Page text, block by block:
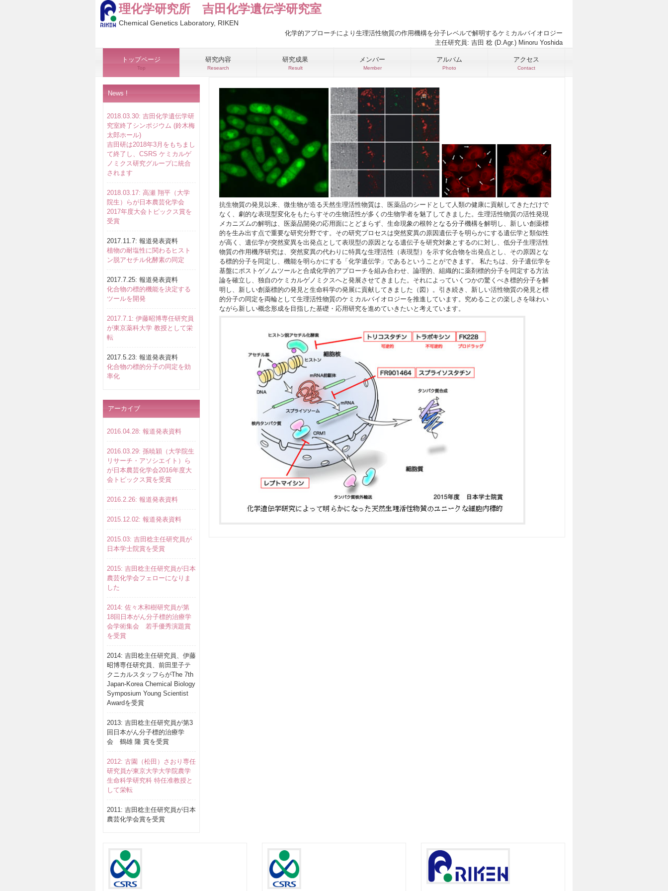
理化学研究所 吉田化学遺伝学研究室
Chemical Genetics Laboratory, RIKEN
化学的アプローチにより生理活性物質の作用機構を分子レベルで解明するケミカルバイオロジー
主任研究員: 吉田 稔 (D.Agr.) Minoru Yoshida
トップページ
Top
研究内容
Research
研究成果
Result
メンバー
Member
アルバム
Photo
アクセス
Contact
抗生物質の発見以来、微生物が造る天然生理活性物質は、医薬品のシードとして人類の健康に貢献してきただけで
なく、劇的な表現型変化をもたらすその生物活性が多くの生物学者を魅了してきました。生理活性物質の活性発現
メカニズムの解明は、医薬品開発の応用面にとどまらず、生命現象の根幹となる分子機構を解明し、新しい創薬標
的を生み出す点で重要な研究分野です。その研究プロセスは突然変異の原因遺伝子を明らかにする遺伝学と類似性
が高く、遺伝学が突然変異を出発点として表現型の原因となる遺伝子を研究対象とするのに対し、低分子生理活性
物質の作用機序研究は、突然変異の代わりに特異な生理活性（表現型）を示す化合物を出発点とし、その原因とな
る標的分子を同定し、機能を明らかにする「化学遺伝学」であるということができます。 私たちは、分子遺伝学を
基盤にポストゲノムツールと合成化学的アプローチを組み合わせ、論理的、組織的に薬剤標的分子を同定する方法
論を確立し、独自のケミカルゲノミクスへと発展させてきました。それによっていくつかの驚くべき標的分子を解
明し、新しい創薬標的の発見と生命科学の発展に貢献してきました（図）。引き続き、新しい活性物質の発見と標
的分子の同定を両輪として生理活性物質のケミカルバイオロジーを推進しています。究めることの楽しさを味わい
ながら新しい概念形成を目指した基礎・応用研究を進めていきたいと考えています。
News !
2018.03.30: 吉田化学遺伝学研
究室終了シンポジウム (鈴木梅
太郎ホール)
吉田研は2018年3月をもちまし
て終了し、CSRS ケミカルゲ
ノミクス研究グループに統合
されます
2018.03.17: 高瀬 翔平（大学
院生）らが日本農芸化学会
2017年度大会トピックス賞を
受賞
2017.11.7: 報道発表資料
植物の耐塩性に関わるヒスト
ン脱アセチル化酵素の同定
2017.7.25: 報道発表資料
化合物の標的機能を決定する
ツールを開発
2017.7.1: 伊藤昭博専任研究員
が東京薬科大学 教授として栄
転
2017.5.23: 報道発表資料
化合物の標的分子の同定を効
率化
アーカイブ
2016.04.28: 報道発表資料
2016.03.29: 孫暁穎（大学院生
リサーチ・アソシエイト）ら
が日本農芸化学会2016年度大
会トピックス賞を受賞
2016.2.26: 報道発表資料
2015.12.02: 報道発表資料
2015.03: 吉田稔主任研究員が
日本学士院賞を受賞
2015: 吉田稔主任研究員が日本
農芸化学会フェローになりま
した
2014: 佐々木和樹研究員が第
18回日本がん分子標的治療学
会学術集会 若手優秀演題賞
を受賞
2014: 吉田稔主任研究員、伊藤
昭博専任研究員、前田里子テ
クニカルスタッフらがThe 7th
Japan-Korea Chemical Biology
Symposium Young Scientist
Awardを受賞
2013: 吉田稔主任研究員が第3
回日本がん分子標的治療学
会 鶴雄 隆 賞を受賞
2012: 古園（松田）さおり専任
研究員が東京大学大学院農学
生命科学研究科 特任准教授と
して栄転
2011: 吉田稔主任研究員が日本
農芸化学会賞を受賞